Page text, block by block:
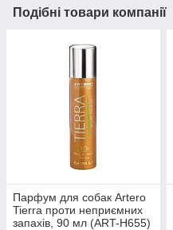
Подібні товари компанії
Парфум для собак Artero
Tierra проти неприємних
запахів, 90 мл (ART-H655)